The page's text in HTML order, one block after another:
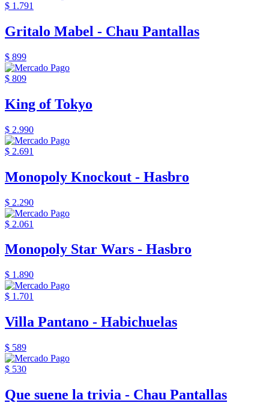
$ 1.791
Gritalo Mabel - Chau Pantallas
$ 899
$ 809
King of Tokyo
$ 2.990
$ 2.691
Monopoly Knockout - Hasbro
$ 2.290
$ 2.061
Monopoly Star Wars - Hasbro
$ 1.890
$ 1.701
Villa Pantano - Habichuelas
$ 589
$ 530
Que suene la trivia - Chau Pantallas